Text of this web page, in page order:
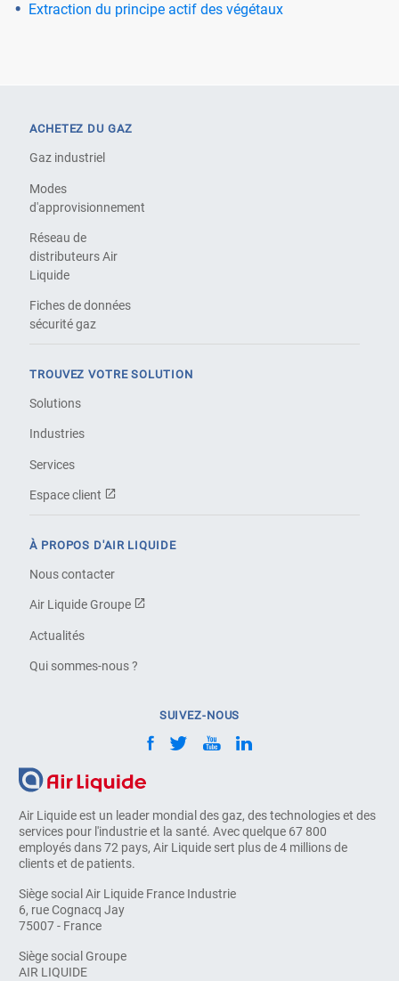
Extraction du principe actif des végétaux
Air Liquide est un leader mondial des gaz, des technologies et des
services pour l'industrie et la santé. Avec quelque 67 800
employés dans 72 pays, Air Liquide sert plus de 4 millions de
clients et de patients.
Siège social Air Liquide France Industrie
6, rue Cognacq Jay
75007 - France
Siège social Groupe
AIR LIQUIDE
ACHETEZ DU GAZ
Gaz industriel
Modes
d'approvisionnement
Réseau de
distributeurs Air
Liquide
Fiches de données
sécurité gaz
TROUVEZ VOTRE SOLUTION
Solutions
Industries
Services
Espace client
À PROPOS D'AIR LIQUIDE
Nous contacter
Air Liquide Groupe
Actualités
Qui sommes-nous ?
SUIVEZ-NOUS